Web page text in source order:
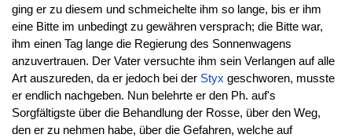
ging er zu diesem und schmeichelte ihm so lange, bis er ihm
eine Bitte im unbedingt zu gewähren versprach; die Bitte war,
ihm einen Tag lange die Regierung des Sonnenwagens
anzuvertrauen. Der Vater versuchte ihm sein Verlangen auf alle
Art auszureden, da er jedoch bei der Styx geschworen, musste
er endlich nachgeben. Nun belehrte er den Ph. auf's
Sorgfältigste über die Behandlung der Rosse, über den Weg,
den er zu nehmen habe, über die Gefahren, welche auf